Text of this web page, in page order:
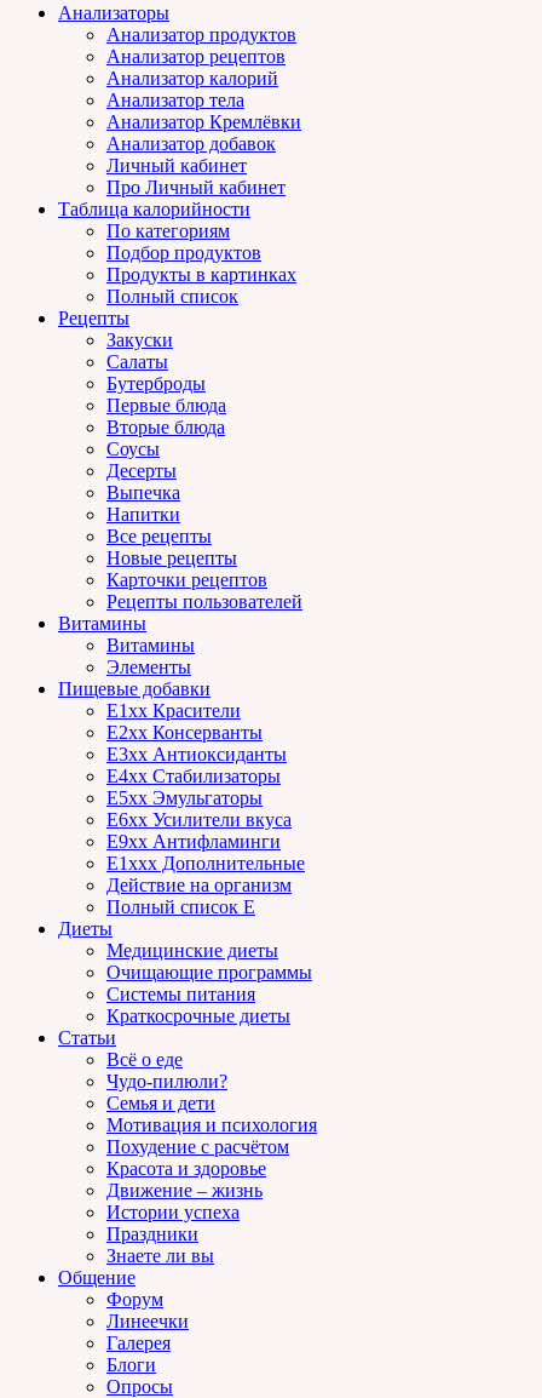
Анализаторы
Анализатор продуктов
Анализатор рецептов
Анализатор калорий
Анализатор тела
Анализатор Кремлёвки
Анализатор добавок
Личный кабинет
Про Личный кабинет
Таблица калорийности
По категориям
Подбор продуктов
Продукты в картинках
Полный список
Рецепты
Закуски
Салаты
Бутерброды
Первые блюда
Вторые блюда
Соусы
Десерты
Выпечка
Напитки
Все рецепты
Новые рецепты
Карточки рецептов
Рецепты пользователей
Витамины
Витамины
Элементы
Пищевые добавки
E1xx Красители
E2xx Консерванты
E3xx Антиоксиданты
E4xx Стабилизаторы
E5xx Эмульгаторы
E6xx Усилители вкуса
E9xx Антифламинги
E1xxx Дополнительные
Действие на организм
Полный список E
Диеты
Медицинские диеты
Очищающие программы
Системы питания
Краткосрочные диеты
Статьи
Всё о еде
Чудо-пилюли?
Семья и дети
Мотивация и психология
Похудение с расчётом
Красота и здоровье
Движение – жизнь
Истории успеха
Праздники
Знаете ли вы
Общение
Форум
Линеечки
Галерея
Блоги
Опросы